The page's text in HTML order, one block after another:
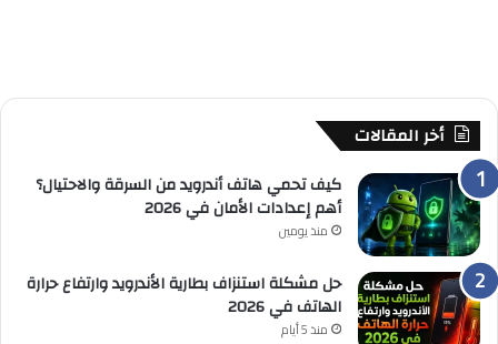
أخر المقالات
كيف تحمي هاتف أندرويد من السرقة والاحتيال؟
أهم إعدادات الأمان في 2026
منذ يومين
حل مشكلة استنزاف بطارية الأندرويد وارتفاع حرارة
الهاتف في 2026
منذ 5 أيام